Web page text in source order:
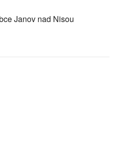
Janov nad Nisou